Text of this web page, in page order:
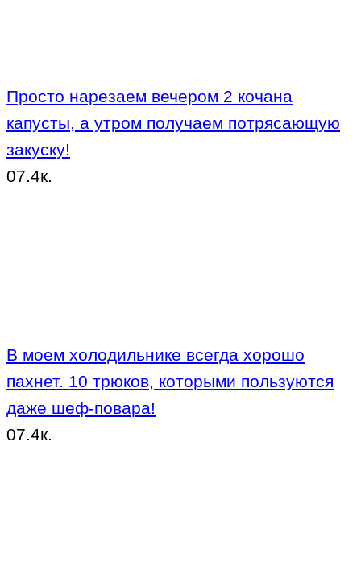
Просто нарезаем вечером 2 кочана
капусты, а утром получаем потрясающую
закуску!
07.4к.
В моем холодильнике всегда хорошо
пахнет. 10 трюков, которыми пользуются
даже шеф-повара!
07.4к.